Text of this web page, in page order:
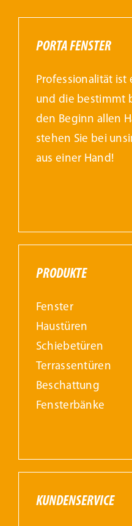
PORTA FENSTER
Professionalität ist
und die bestimmt
den Beginn allen
stehen Sie bei
aus einer Hand!
PRODUKTE
Fenster
Haustüren
Schiebetüren
Terrassentüren
Beschattung
Fensterbänke
KUNDENSERVICE